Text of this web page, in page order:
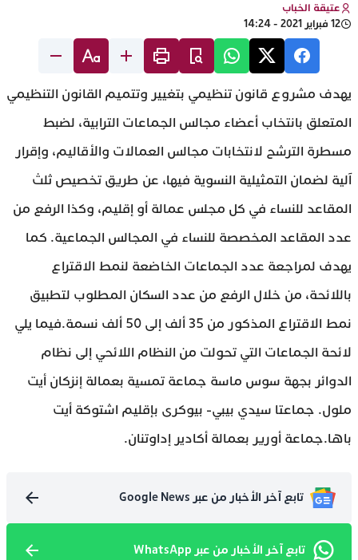
عتيقة الخباب
12 فبراير 2021 - 14:24
يهدف مشروع قانون تنظيمي بتغيير وتتميم القانون التنظيمي
المتعلق بانتخاب أعضاء مجالس الجماعات الترابية، لضبط
مسطرة الترشح لانتخابات مجالس العمالات والأقاليم، وإقرار
آلية لضمان التمثيلية النسوية فيها، عن طريق تخصيص ثلث
المقاعد للنساء في كل مجلس عمالة أو إقليم، وكذا الرفع من
عدد المقاعد المخصصة للنساء في المجالس الجماعية. كما
يهدف لمراجعة عدد الجماعات الخاضعة لنمط الاقتراع
باللائحة، من خلال الرفع من عدد السكان المطلوب لتطبيق
نمط الاقتراع المذكور من 35 ألف إلى 50 ألف نسمة.فيما يلي
لائحة الجماعات التي تحولت من النظام اللائحي إلى نظام
الدوائر بجهة سوس ماسة جماعة تمسية بعمالة إنزكان أيت
ملول. جماعتا سيدي بيبي- بيوكرى بإقليم اشتوكة أيت
باها.جماعة أورير بعمالة أكادير إداوتنان.
تابع آخر الأخبار من عبر Google News
تابع آخر الأخبار من عبر WhatsApp